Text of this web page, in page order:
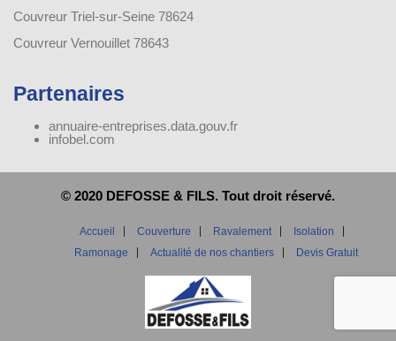
Couvreur Triel-sur-Seine 78624
Couvreur Vernouillet 78643
Partenaires
annuaire-entreprises.data.gouv.fr
infobel.com
© 2020 DEFOSSE & FILS. Tout droit réservé.
Accueil Couverture Ravalement
Isolation
Ramonage
Actualité de nos chantiers Devis Gratuit